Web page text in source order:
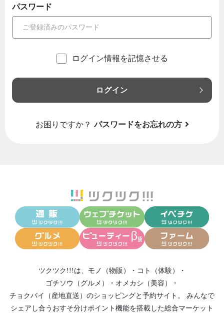
パスワード
ログイン情報を記憶させる
ログイン
お困りですか？ パスワードをお忘れの方
ツクツク!!!は、 モノ（物販） ・ コト（体験）
・
ゴチソウ（グルメ）
・ オメカシ（美容）
・
チョクバイ（産地直送） のショッピングと予約サイト。
みんなで
シェアし合う おすそ分けポイント機能を搭載した総合マーケット